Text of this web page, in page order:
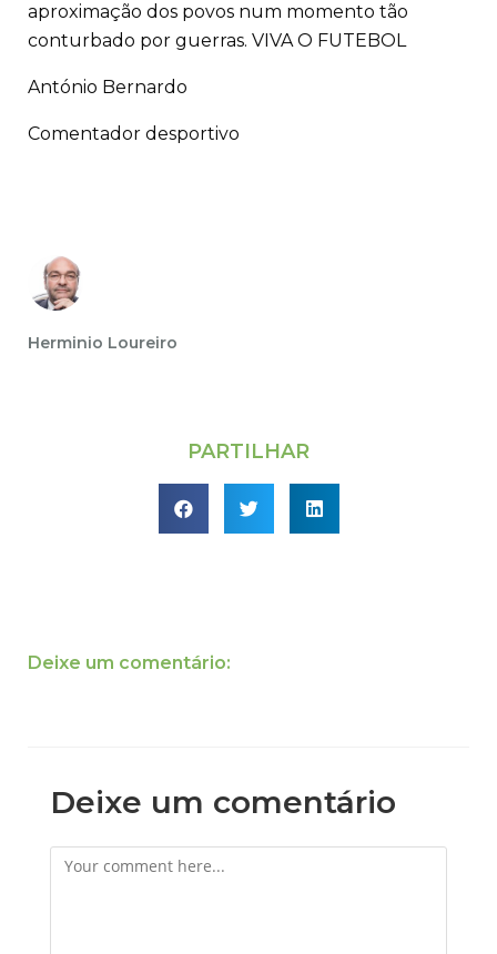
aproximação dos povos num momento tão
conturbado por guerras. VIVA O FUTEBOL
António Bernardo
Comentador desportivo
Herminio Loureiro
PARTILHAR
Deixe um comentário:
Deixe um comentário